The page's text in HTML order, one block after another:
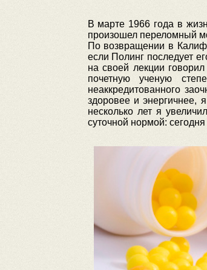
В марте 1966 года в
произошел переломный
По возвращении в
если Полинг последует
на своей лекции
почетную ученую
неаккредитованного
здоровее и энергичнее,
несколько лет я
суточной нормой: